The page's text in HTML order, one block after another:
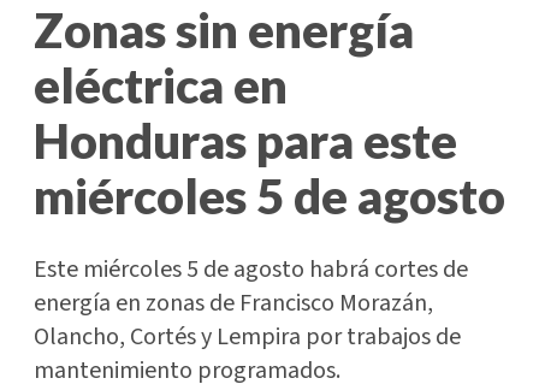
Zonas sin energía
eléctrica en
Honduras para este
miércoles 5 de agosto
Este miércoles 5 de agosto habrá cortes de
energía en zonas de Francisco Morazán,
Olancho, Cortés y Lempira por trabajos de
mantenimiento programados.